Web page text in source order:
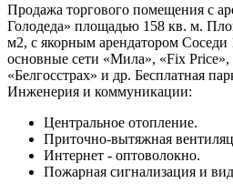
Продажа торгового помещения с
Голодеда» площадью 158 кв. м.
м2, с якорным арендатором
основные сети «Мила», «Fix
«Белгосстрах» и др. Бесплатная
Инженерия и коммуникации:
Центральное отопление.
Приточно-вытяжная
Интернет - оптоволокно.
Пожарная сигнализация и